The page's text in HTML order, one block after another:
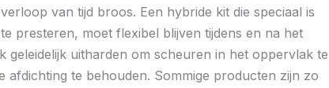
van tijd broos. Een hybride kit die speciaal is
presteren, moet flexibel blijven tijdens en na het
geleidelijk uitharden om scheuren in het oppervlak te
afdichting te behouden. Sommige producten zijn zo